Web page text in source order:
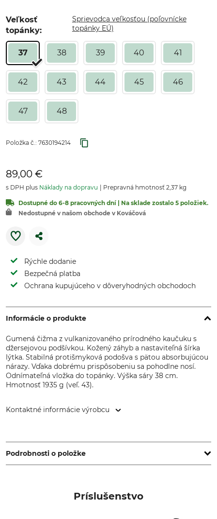
Veľkosť
topánky:
Sprievodca veľkosťou (poľovnícke
topánky EÚ)
37 38 39 40 41
42 43 44 45 46
47 48
Položka č.: 7630194214
89,00 €
s DPH plus Náklady na dopravu Prepravná hmotnosť 2,37 kg
Dostupné do 6-8 pracovných dní | Na sklade zostalo 5 položiek.
Nedostupné v našom obchode v Kováčová
Rýchle dodanie
Bezpečná platba
Ochrana kupujúceho v dôveryhodných obchodoch
Informácie o produkte
Gumená čižma z vulkanizovaného prírodného kaučuku s
džersejovou podšívkou. Kožený záhyb a nastaviteľná šírka
lýtka. Stabilná protišmyková podošva s pätou absorbujúcou
nárazy. Vďaka dobrému prispôsobeniu sa pohodlne nosí.
Odnímateľná vložka do topánky. Výška sáry 38 cm.
Hmotnosť 1935 g (veľ. 43).
Kontaktné informácie výrobcu
www.grube.de
Podrobnosti o položke
Príslušenstvo